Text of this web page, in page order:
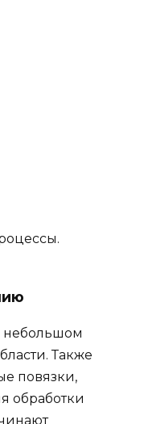
небольшом
Также
повязки,
обработки